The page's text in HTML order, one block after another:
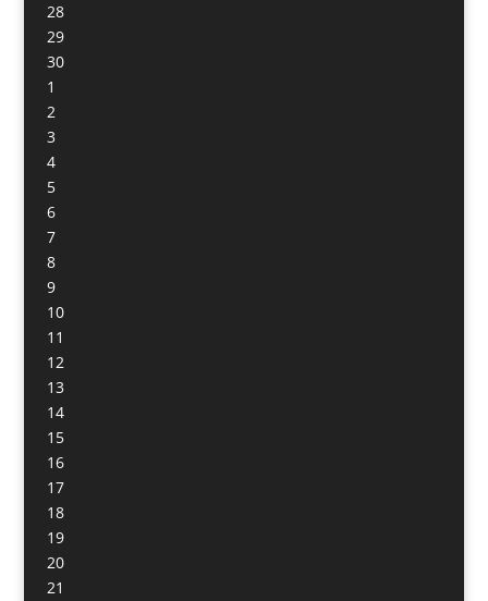
28
29
30
1
2
3
4
5
6
7
8
9
10
11
12
13
14
15
16
17
18
19
20
21